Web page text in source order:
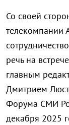
Со своей
телекомпании
речь на
главным
Дмитрием
Форума СМИ
декабря 2025